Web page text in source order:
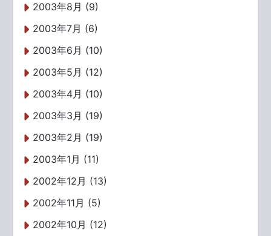
2003年8月 (9)
2003年7月 (6)
2003年6月 (10)
2003年5月 (12)
2003年4月 (10)
2003年3月 (19)
2003年2月 (19)
2003年1月 (11)
2002年12月 (13)
2002年11月 (5)
2002年10月 (12)